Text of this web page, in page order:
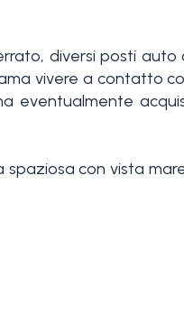
diversi posti
vivere a contatto
eventualmente
con vista